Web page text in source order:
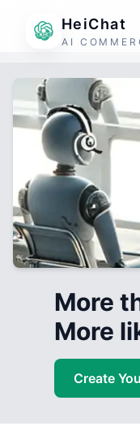
HeiChat
AI
More
More
Create